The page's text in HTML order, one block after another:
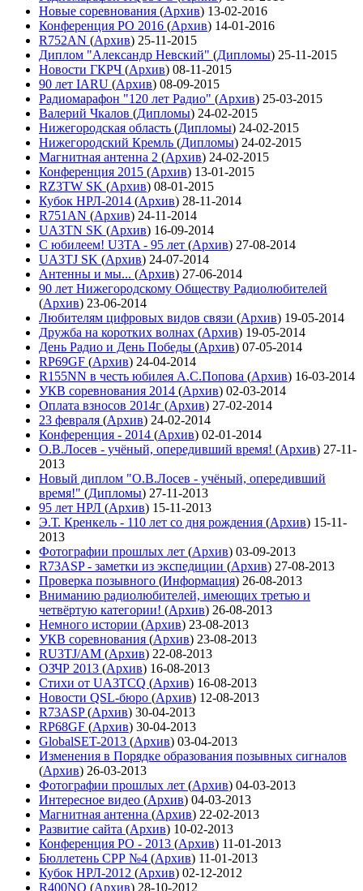
Новые соревнования (Архив) 13-02-2016
Конференция РО 2016 (Архив) 14-01-2016
R752AN (Архив) 25-11-2015
Диплом "Александр Невский" (Дипломы) 25-11-2015
Новости ГКРЧ (Архив) 08-11-2015
90 лет IARU (Архив) 08-09-2015
Радиомарафон "120 лет Радио" (Архив) 25-03-2015
Валерий Чкалов (Дипломы) 24-02-2015
Нижегородская область (Дипломы) 24-02-2015
Нижегородский Кремль (Дипломы) 24-02-2015
Магнитная антенна 2 (Архив) 24-02-2015
Конференция 2015 (Архив) 13-01-2015
RZ3TW SK (Архив) 08-01-2015
Кубок НРЛ-2014 (Архив) 28-11-2014
R751AN (Архив) 24-11-2014
UA3TN SK (Архив) 16-09-2014
С юбилеем! U3TA - 95 лет (Архив) 27-08-2014
UA3TJ SK (Архив) 24-07-2014
Антенны и мы... (Архив) 27-06-2014
90 лет Нижегородскому Обществу Радиолюбителей
(Архив) 23-06-2014
Любителям цифровых видов связи (Архив) 19-05-2014
Дружба на коротких волнах (Архив) 19-05-2014
День Радио и День Победы (Архив) 07-05-2014
RP69GF (Архив) 24-04-2014
R155NN в честь юбилея А.С.Попова (Архив) 16-03-2014
УКВ соревнования 2014 (Архив) 02-03-2014
Оплата взносов 2014г (Архив) 27-02-2014
23 февраля (Архив) 24-02-2014
Конференция - 2014 (Архив) 02-01-2014
О.В.Лосев - учёный, опередивший время! (Архив) 27-11-
2013
Новый диплом "О.В.Лосев - учёный, опередивший
время!" (Дипломы) 27-11-2013
95 лет НРЛ (Архив) 15-11-2013
Э.Т. Кренкель - 110 лет со дня рождения (Архив) 15-11-
2013
Фотографии прошлых лет (Архив) 03-09-2013
R73ASP - заметки из экспедиции (Архив) 27-08-2013
Проверка позывного (Информация) 26-08-2013
Вниманию радиолюбителей, имеющих третью и
четвёртую категории! (Архив) 26-08-2013
Немного истории (Архив) 23-08-2013
УКВ соревнования (Архив) 23-08-2013
RU3TJ/AM (Архив) 22-08-2013
ОЗЧР 2013 (Архив) 16-08-2013
Стихи от UA3TCQ (Архив) 16-08-2013
Новости QSL-бюро (Архив) 12-08-2013
R73ASP(Архив) 30-04-2013
RP68GF (Архив) 30-04-2013
GlobalSET-2013 (Архив) 03-04-2013
Изменения в Порядке образования позывных сигналов
(Архив) 26-03-2013
Фотографии прошлых лет (Архив) 04-03-2013
Интересное видео (Архив) 04-03-2013
Магнитная антенна (Архив) 22-02-2013
Развитие сайта (Архив) 10-02-2013
Конференция РО - 2013 (Архив) 11-01-2013
Бюллетень СРР №4 (Архив) 11-01-2013
Кубок НРЛ-2012 (Архив) 02-12-2012
R400NO (Архив) 28-10-2012